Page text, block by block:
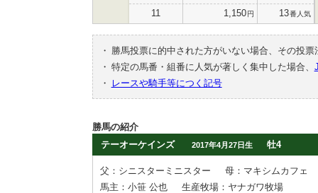
11 1,150円 13番人気
・
勝馬投票に的中された方がいない場合、その投
・ 特定の馬番・組番に人気が著しく集中した場合、
・
レースや騎手等につく記号
勝馬の紹介
テーオーケインズ
2017年4月27日生 牡4
父：シニスターミニスター
母：マキシムカフェ
馬主：小笹 公也
生産牧場：ヤナガワ牧場